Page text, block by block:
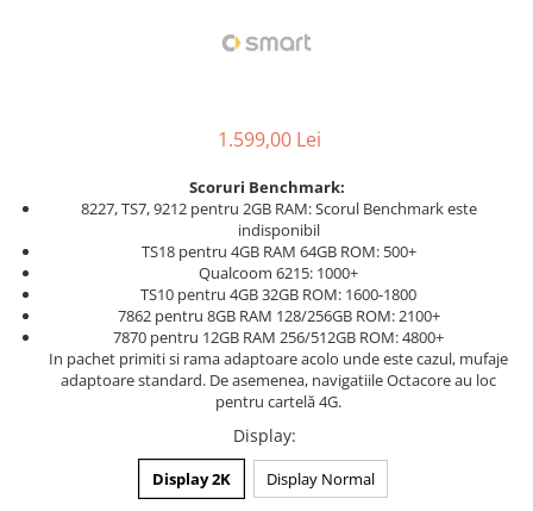
1.599,00 Lei
Scoruri Benchmark:
8227, TS7, 9212 pentru 2GB RAM: Scorul Benchmark este
indisponibil
TS18 pentru 4GB RAM 64GB ROM: 500+
Qualcoom 6215: 1000+
TS10 pentru 4GB 32GB ROM: 1600-1800
7862 pentru 8GB RAM 128/256GB ROM: 2100+
7870 pentru 12GB RAM 256/512GB ROM: 4800+
In pachet primiti si rama adaptoare acolo unde este cazul, mufaje
adaptoare standard. De asemenea, navigatiile Octacore au loc
pentru cartelă 4G.
Display:
Display 2K Display Normal